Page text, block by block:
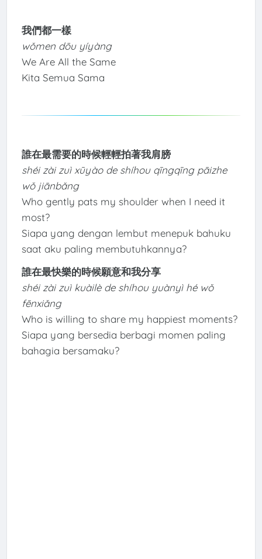
我們都一樣
wǒmen dōu yíyàng
We Are All the Same
Kita Semua Sama
誰在最需要的時候輕輕拍著我肩膀
shéi zài zuì xūyào de shíhou qīngqīng pāizhe
wǒ jiānbǎng
Who gently pats my shoulder when I need it
most?
Siapa yang dengan lembut menepuk bahuku
saat aku paling membutuhkannya?
誰在最快樂的時候願意和我分享
shéi zài zuì kuàilè de shíhou yuànyì hé wǒ
fēnxiǎng
Who is willing to share my happiest moments?
Siapa yang bersedia berbagi momen paling
bahagia bersamaku?